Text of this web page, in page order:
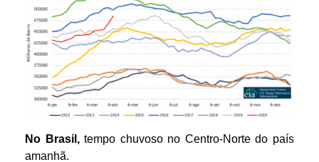
No Brasil,tempo chuvoso no Centro-Norte do país
amanhã.